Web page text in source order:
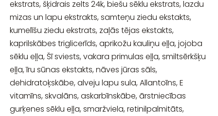
ekstrats, šķidrais zelts 24k, biešu sēklu ekstrats, lazdu
mizas un lapu ekstrakts, samteņu ziedu ekstakts,
kumelīšu ziedu ekstrats, zaļās tējas ekstakts,
kaprilskābes triglicerīds, aprikožu kauliņu eļļa, jojoba
sēklu eļļa, Šī sviests, vakara primulas eļļa, smiltsērkšķu
eļļa, īru sūnas ekstakts, nāves jūras sāls,
dehidratoķskābe, alveju lapu sula, Allantoīns, E
vitamīns, skvalāns, askarbīnskābe, ārstniecības
gurķenes sēklu eļļa, smaržviela, retinilpalmitāts,